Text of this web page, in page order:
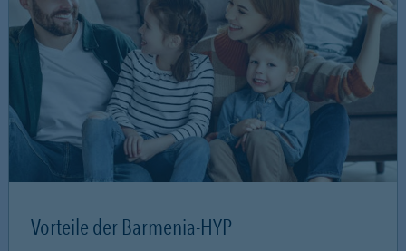
Vorteile der Barmenia-HYP